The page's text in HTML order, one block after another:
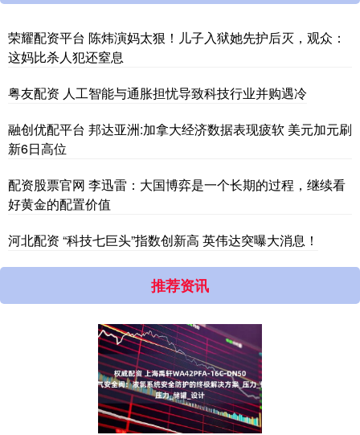
荣耀配资平台 陈炜演妈太狠！儿子入狱她先护后灭，观众：
这妈比杀人犯还窒息
粤友配资 人工智能与通胀担忧导致科技行业并购遇冷
融创优配平台 邦达亚洲:加拿大经济数据表现疲软 美元加元刷
新6日高位
配资股票官网 李迅雷：大国博弈是一个长期的过程，继续看
好黄金的配置价值
河北配资 “科技七巨头”指数创新高 英伟达突曝大消息！
推荐资讯